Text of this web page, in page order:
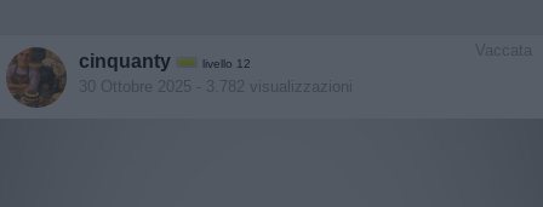
Vaccata
cinquanty livello 12
30 Ottobre 2025 - 3.782 visualizzazioni